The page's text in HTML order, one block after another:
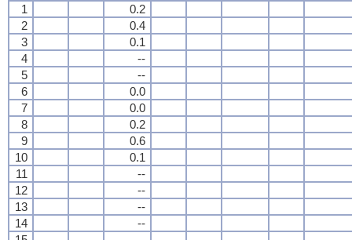
1
0.2
2
0.4
3
0.1
4
--
5
--
6
0.0
7
0.0
8
0.2
9
0.6
10
0.1
11
--
12
--
13
--
14
--
1
0.2
2
0.4
3
0.1
4
--
5
--
6
0.0
7
0.0
8
0.2
9
0.6
10
0.1
11
--
12
--
13
--
14
--
1
0.2
2
0.4
3
0.1
4
--
5
--
6
0.0
7
0.0
8
0.2
9
0.6
10
0.1
11
--
12
--
13
--
14
--
1
0.2
2
0.4
3
0.1
4
--
5
--
6
0.0
7
0.0
8
0.2
9
0.6
10
0.1
11
--
12
--
13
--
14
--